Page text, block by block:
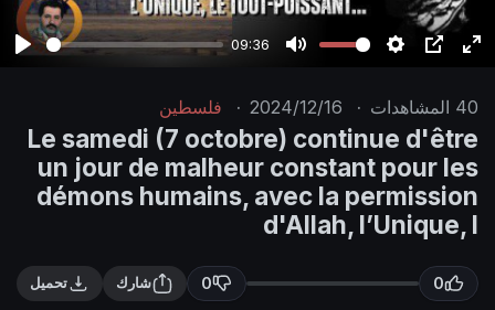
a
09:36
u
t
e
t
i
n
s
P
n
t
e
r
f
l
a
y
40 المشاهدات ·
2024/12/16
· فلسطين
Le samedi (7 octobre) continue d'être
un jour de malheur constant pour les
démons humains, avec la permission
d'Allah, l’Unique, l
0
0 شارك تحميل